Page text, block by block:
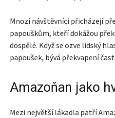
Mnozí návštěvníci přicházejí
papouškům, kteří dokážou
dospělé. Když se ozve lidský
papoušek, bývá překvapení
Amazoňan jako
Mezi největší lákadla patří